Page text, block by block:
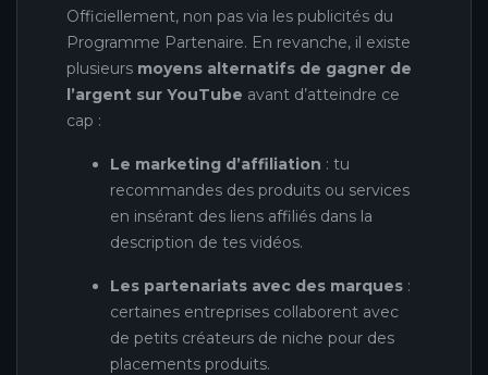
Officiellement, non pas via les publicités du
Programme Partenaire. En revanche, il existe
plusieurs moyens alternatifs de gagner de
l’argent sur YouTube avant d’atteindre ce
cap :
Le marketing d’affiliation : tu
recommandes des produits ou services
en insérant des liens affiliés dans la
description de tes vidéos.
Les partenariats avec des marques :
certaines entreprises collaborent avec
de petits créateurs de niche pour des
placements produits.